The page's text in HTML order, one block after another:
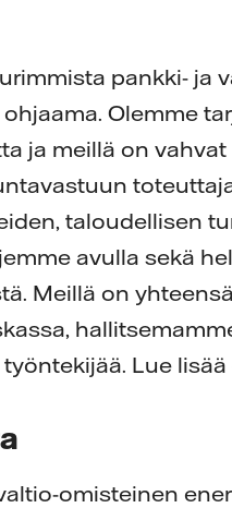
pankki- ja
Olemme
ja meillä on
taloudellisen
avulla sekä
Meillä on
Lue
omisteinen